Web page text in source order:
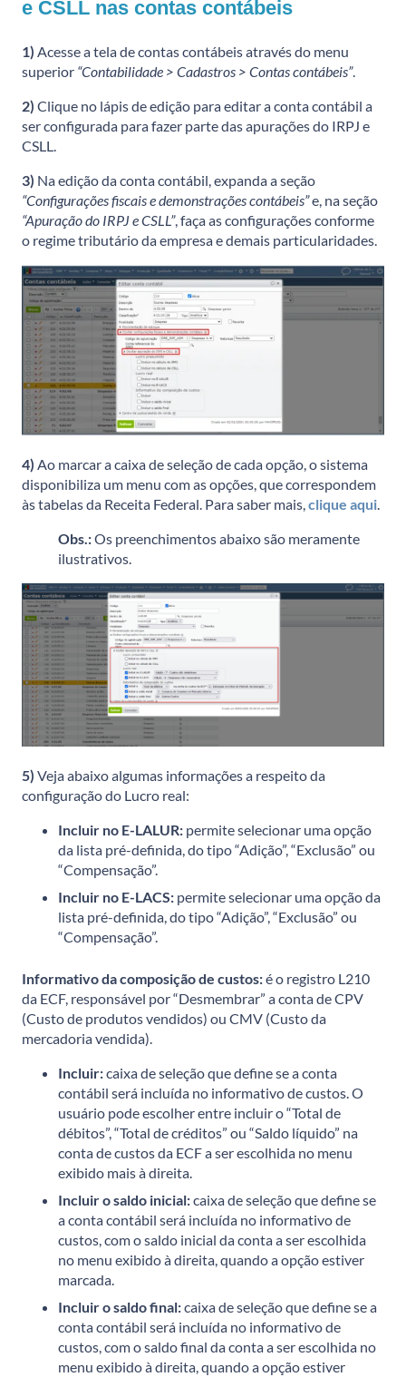
e CSLL nas contas contábeis
1) Acesse a tela de contas contábeis através do menu
superior “Contabilidade > Cadastros > Contas contábeis”.
2) Clique no lápis de edição para editar a conta contábil a
ser configurada para fazer parte das apurações do IRPJ e
CSLL.
3) Na edição da conta contábil, expanda a seção
“Configurações fiscais e demonstrações contábeis”e, na seção
“Apuração do IRPJ e CSLL”, faça as configurações conforme
o regime tributário da empresa e demais particularidades.
4) Ao marcar a caixa de seleção de cada opção, o sistema
disponibiliza um menu com as opções, que correspondem
às tabelas da Receita Federal. Para saber mais,clique aqui.
Obs.:Os preenchimentos abaixo são meramente
ilustrativos.
5) Veja abaixo algumas informações a respeito da
configuração do Lucro real:
Incluir no E-LALUR: permite selecionar uma opção
da lista pré-definida, do tipo “Adição”, “Exclusão” ou
“Compensação”.
Incluir no E-LACS: permite selecionar uma opção da
lista pré-definida, do tipo “Adição”, “Exclusão” ou
“Compensação”.
Informativo da composição de custos:é o registro L210
da ECF, responsável por “Desmembrar” a conta de CPV
(Custo de produtos vendidos) ou CMV (Custo da
mercadoria vendida).
Incluir:caixa de seleção que define se a conta
contábil será incluída no informativo de custos. O
usuário pode escolher entre incluir o “Total de
débitos”, “Total de créditos” ou “Saldo líquido” na
conta de custos da ECF a ser escolhida no menu
exibido mais à direita.
Incluir o saldo inicial:caixa de seleção que define se
a conta contábil será incluída no informativo de
custos, com o saldo inicial da conta a ser escolhida
no menu exibido à direita, quando a opção estiver
marcada.
Incluir o saldo final:caixa de seleção que define se a
conta contábil será incluída no informativo de
custos, com o saldo final da conta a ser escolhida no
menu exibido à direita, quando a opção estiver